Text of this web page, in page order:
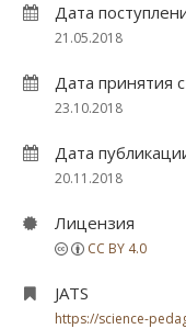
Дата
21.05.2018
Дата принятия
23.10.2018
Дата
20.11.2018
Лицензия
CC BY 4.0
JATS
https://science-